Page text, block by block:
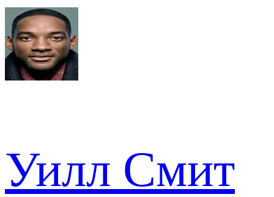
Уилл Смит